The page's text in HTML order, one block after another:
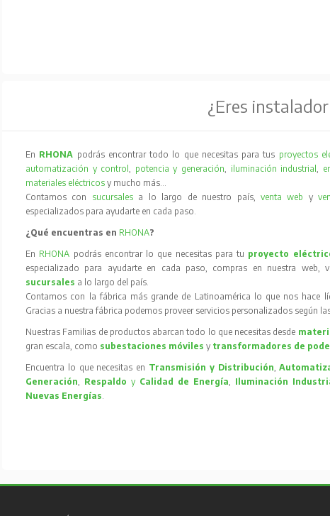
¿Eres
En RHONA podrás encontrar todo lo que necesitas para tus proyectos
automatización y control, potencia y generación, iluminación industrial,
materiales eléctricos y mucho más…
Contamos con sucursales a lo largo de nuestro país, venta web y
especializados para ayudarte en cada paso.
¿Qué encuentras en RHONA?
En RHONA podrás encontrar lo que necesitas para tu proyecto
especializado para ayudarte en cada paso, compras en nuestra web,
sucursales a lo largo del país.
Contamos con la fábrica más grande de Latinoamérica lo que nos hace
Gracias a nuestra fábrica podemos proveer servicios personalizados según
Nuestras Familias de productos abarcan todo lo que necesitas desde
gran escala, como subestaciones móvilesy transformadores de
Encuentra lo que necesitas en Transmisión y Distribución,
Generación, Respaldo y Calidad de Energía, Iluminación
Nuevas Energías.